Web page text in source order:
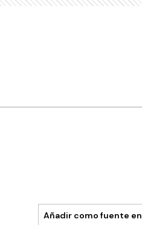
Añadir como fuente en